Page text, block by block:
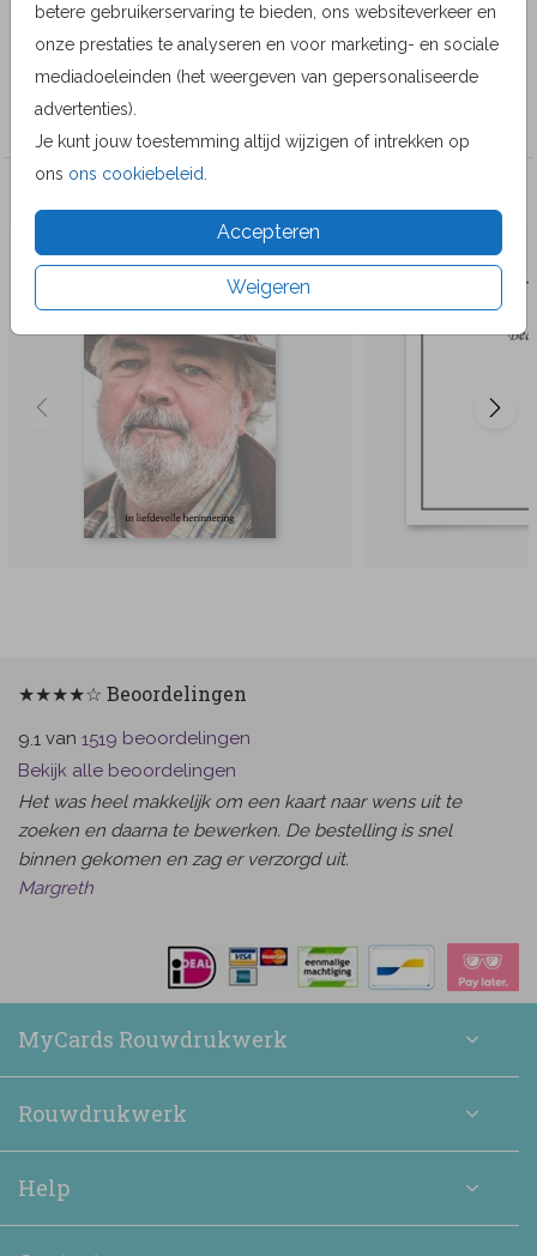
betere gebruikerservaring te bieden, ons websiteverkeer en
onze prestaties te analyseren en voor marketing- en sociale
mediadoeleinden (het weergeven van gepersonaliseerde
advertenties).
Je kunt jouw toestemming altijd wijzigen of intrekken op
ons ons cookiebeleid
Accepteren
Weigeren
MyCards Design
Collectie
MyCards
★★★★☆ Beoordelingen
9.1 van 1519 beoordelingen
Bekijk alle beoordelingen
Het was heel makkelijk om een kaart naar wens uit te
zoeken en daarna te bewerken. De bestelling is snel
binnen gekomen en zag er verzorgd uit.
Margreth
MyCards Rouwdrukwerk
Rouwdrukwerk
Help